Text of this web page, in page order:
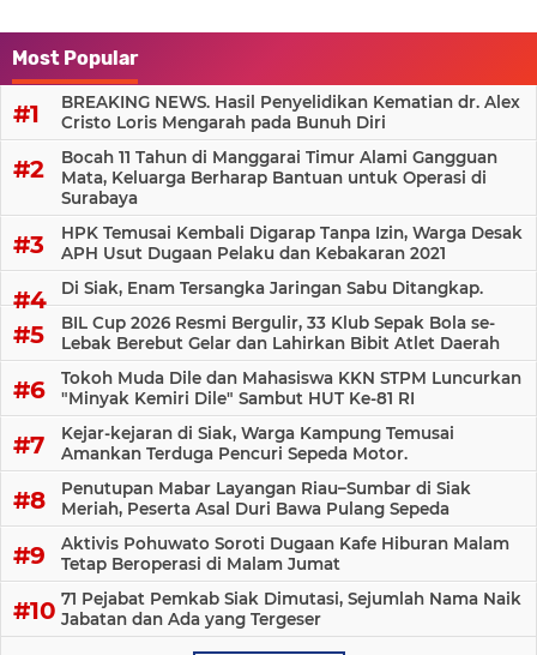
Most Popular
BREAKING NEWS. Hasil Penyelidikan Kematian dr. Alex
Cristo Loris Mengarah pada Bunuh Diri
Bocah 11 Tahun di Manggarai Timur Alami Gangguan
Mata, Keluarga Berharap Bantuan untuk Operasi di
Surabaya
HPK Temusai Kembali Digarap Tanpa Izin, Warga Desak
APH Usut Dugaan Pelaku dan Kebakaran 2021
Di Siak, Enam Tersangka Jaringan Sabu Ditangkap.
BIL Cup 2026 Resmi Bergulir, 33 Klub Sepak Bola se-
Lebak Berebut Gelar dan Lahirkan Bibit Atlet Daerah
Tokoh Muda Dile dan Mahasiswa KKN STPM Luncurkan
"Minyak Kemiri Dile" Sambut HUT Ke-81 RI
Kejar-kejaran di Siak, Warga Kampung Temusai
Amankan Terduga Pencuri Sepeda Motor.
Penutupan Mabar Layangan Riau–Sumbar di Siak
Meriah, Peserta Asal Duri Bawa Pulang Sepeda
Aktivis Pohuwato Soroti Dugaan Kafe Hiburan Malam
Tetap Beroperasi di Malam Jumat
71 Pejabat Pemkab Siak Dimutasi, Sejumlah Nama Naik
Jabatan dan Ada yang Tergeser